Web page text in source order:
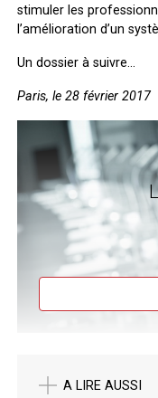
stimuler les
l’amélioration d’un
Un dossier à suivre…
Paris, le 28 février 2017
A LIRE AUSSI